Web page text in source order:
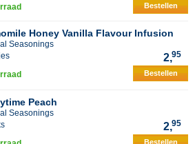
Bestellen
Honey Vanilla Flavour Infusion
Seasonings
2,95
Bestellen
Peach
Seasonings
2,95
Bestellen